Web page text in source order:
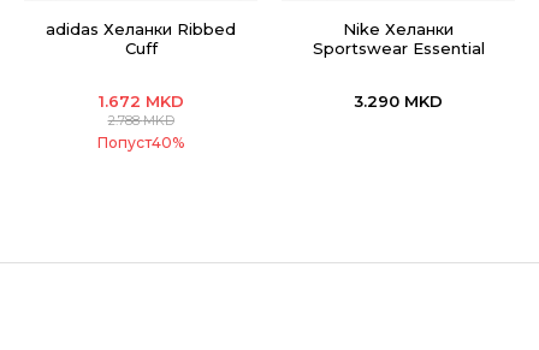
adidas Хеланки Ribbed
Cuff
1.672 MKD
2.788MKD
Попуст40%
Nike Хеланки
Sportswear Essential
3.290 MKD